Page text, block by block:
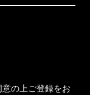
の上ご登録をお